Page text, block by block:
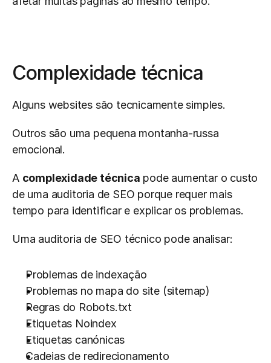
Complexidade técnica
Alguns websites são tecnicamente simples.
Outros são uma pequena montanha-russa
emocional.
A complexidade técnica pode aumentar o custo
de uma auditoria de SEO porque requer mais
tempo para identificar e explicar os problemas.
Uma auditoria de SEO técnico pode analisar:
Problemas de indexação
Problemas no mapa do site (sitemap)
Regras do Robots.txt
Etiquetas Noindex
Etiquetas canónicas
Cadeias de redirecionamento